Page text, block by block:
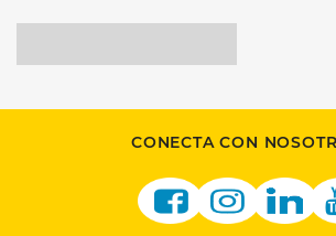
CONECTA CON